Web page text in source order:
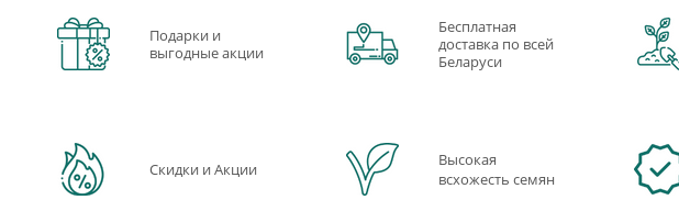
Подарки и
выгодные акции
Бесплатная
доставка по всей
Беларуси
Скидки и Акции
Высокая
всхожесть семян